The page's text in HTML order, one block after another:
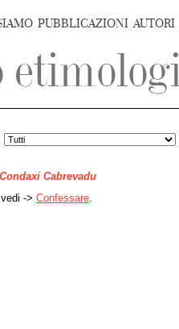
PUBBLICAZIONI AUTORI
Condaxi Cabrevadu
, vedi -> Confessare